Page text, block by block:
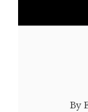
By